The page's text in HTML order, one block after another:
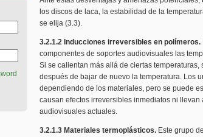
los discos de laca, la estabilidad de la
se elija (3.3).
3.2.1.2 Inducciones irreversibles en polímeros.
componentes de soportes audiovisuales las
Si se calientan más allá de ciertas
después de bajar de nuevo la temperatura. Los
dependiendo de los materiales, pero se puede
causan efectos irreversibles inmediatos ni
audiovisuales actuales.
3.2.1.3 Materiales termoplásticos. Este grupo